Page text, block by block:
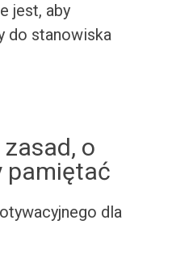
jest, aby
do stanowiska
o
pamiętać
dla